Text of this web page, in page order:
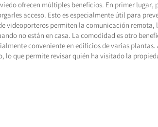
ofrecen múltiples beneficios. En primer
acceso. Esto es especialmente útil para
videoporteros permiten la comunicación
no están en casa. La comodidad es otro
conveniente en edificios de varias
que permite revisar quién ha visitado la